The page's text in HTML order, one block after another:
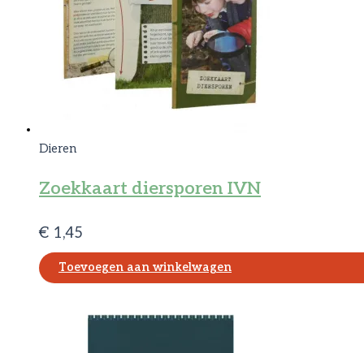
Dieren
Zoekkaart diersporen IVN
€ 1,45
Toevoegen aan winkelwagen